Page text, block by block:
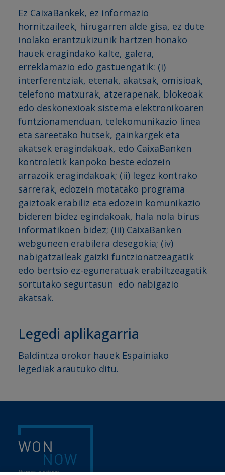
Ez CaixaBankek, ez informazio
hornitzaileek, hirugarren alde gisa, ez dute
inolako erantzukizunik hartzen honako
hauek eragindako kalte, galera,
erreklamazio edo gastuengatik: (i)
interferentziak, etenak, akatsak, omisioak,
telefono matxurak, atzerapenak, blokeoak
edo deskonexioak sistema elektronikoaren
funtzionamenduan, telekomunikazio linea
eta sareetako hutsek, gainkargek eta
akatsek eragindakoak, edo CaixaBanken
kontroletik kanpoko beste edozein
arrazoik eragindakoak; (ii) legez kontrako
sarrerak, edozein motatako programa
gaiztoak erabiliz eta edozein komunikazio
bideren bidez egindakoak, hala nola birus
informatikoen bidez; (iii) CaixaBanken
webguneen erabilera desegokia; (iv)
nabigatzaileak gaizki funtzionatzeagatik
edo bertsio ez-eguneratuak erabiltzeagatik
sortutako segurtasun edo nabigazio
akatsak.
Legedi aplikagarria
Baldintza orokor hauek Espainiako
legediak arautuko ditu.